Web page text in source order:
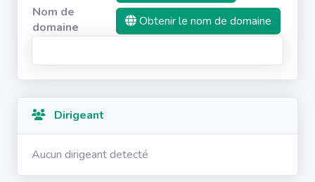
Nom de
domaine
Obtenir le nom de domaine
Dirigeant
Aucun dirigeant detecté